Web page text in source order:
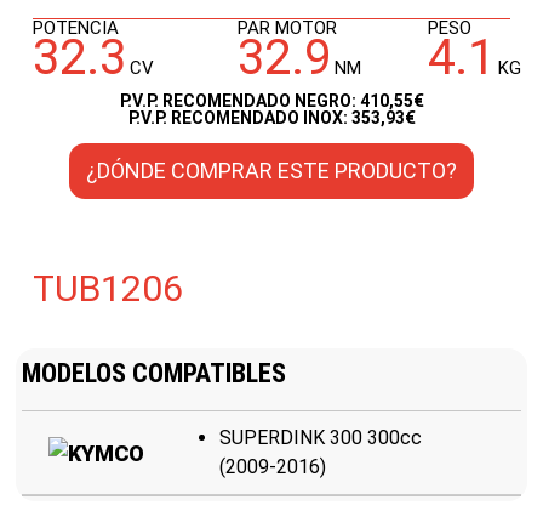
POTENCIA
32.3 CV
PAR MOTOR
32.9 NM
PESO
4.1 KG
P.V.P. RECOMENDADO NEGRO: 410,55€
P.V.P. RECOMENDADO INOX: 353,93€
¿DÓNDE COMPRAR ESTE PRODUCTO?
TUB1206
MODELOS COMPATIBLES
SUPERDINK 300 300cc
(2009-2016)